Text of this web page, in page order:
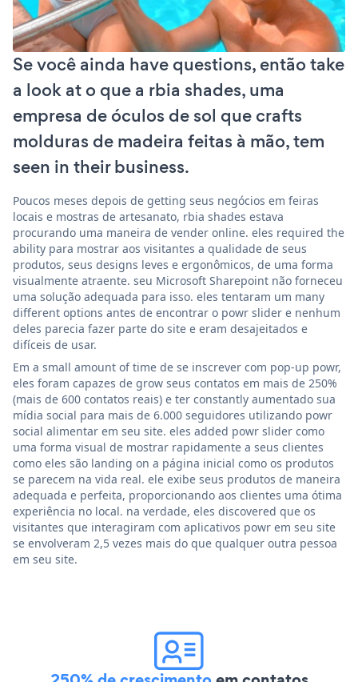
Se você ainda have questions, então take
a look at o que a rbia shades, uma
empresa de óculos de sol que crafts
molduras de madeira feitas à mão, tem
seen in their business.
Poucos meses depois de getting seus negócios em feiras
locais e mostras de artesanato, rbia shades estava
procurando uma maneira de vender online. eles required the
ability para mostrar aos visitantes a qualidade de seus
produtos, seus designs leves e ergonômicos, de uma forma
visualmente atraente. seu Microsoft Sharepoint não forneceu
uma solução adequada para isso. eles tentaram um many
different options antes de encontrar o powr slider e nenhum
deles parecia fazer parte do site e eram desajeitados e
difíceis de usar.
Em a small amount of time de se inscrever com pop-up powr,
eles foram capazes de grow seus contatos em mais de 250%
(mais de 600 contatos reais) e ter constantly aumentado sua
mídia social para mais de 6.000 seguidores utilizando powr
social alimentar em seu site. eles added powr slider como
uma forma visual de mostrar rapidamente a seus clientes
como eles são landing on a página inicial como os produtos
se parecem na vida real. ele exibe seus produtos de maneira
adequada e perfeita, proporcionando aos clientes uma ótima
experiência no local. na verdade, eles discovered que os
visitantes que interagiram com aplicativos powr em seu site
se envolveram 2,5 vezes mais do que qualquer outra pessoa
em seu site.